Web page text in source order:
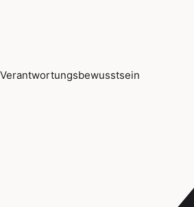
Verantwortungsbewusstsein